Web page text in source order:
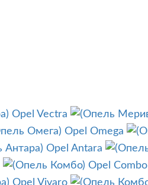
Opel Vectra
Opel Omega
Opel Antara
Opel Combo